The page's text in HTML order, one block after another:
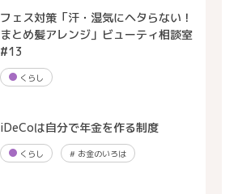
フェス対策「汗・湿気にヘタらない！
まとめ髪アレンジ」ビューティ相談室
#13
くらし
iDeCoは自分で年金を作る制度
くらし #お金のいろは